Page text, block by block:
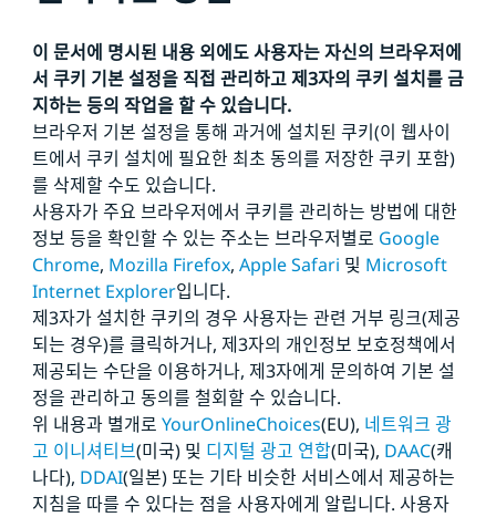
이 문서에 명시된 내용 외에도 사용자는 자신의 브라우저에
서 쿠키 기본 설정을 직접 관리하고 제3자의 쿠키 설치를 금
지하는 등의 작업을 할 수 있습니다.
브라우저 기본 설정을 통해 과거에 설치된 쿠키(이 웹사이
트에서 쿠키 설치에 필요한 최초 동의를 저장한 쿠키 포함)
를 삭제할 수도 있습니다.
사용자가 주요 브라우저에서 쿠키를 관리하는 방법에 대한
정보 등을 확인할 수 있는 주소는 브라우저별로 Google
Chrome, Mozilla Firefox, Apple Safari 및 Microsoft
Internet Explorer입니다.
제3자가 설치한 쿠키의 경우 사용자는 관련 거부 링크(제공
되는 경우)를 클릭하거나, 제3자의 개인정보 보호정책에서
제공되는 수단을 이용하거나, 제3자에게 문의하여 기본 설
정을 관리하고 동의를 철회할 수 있습니다.
위 내용과 별개로 YourOnlineChoices(EU), 네트워크 광
고 이니셔티브(미국) 및 디지털 광고 연합(미국), DAAC(캐
나다), DDAI(일본) 또는 기타 비슷한 서비스에서 제공하는
지침을 따를 수 있다는 점을 사용자에게 알립니다. 사용자